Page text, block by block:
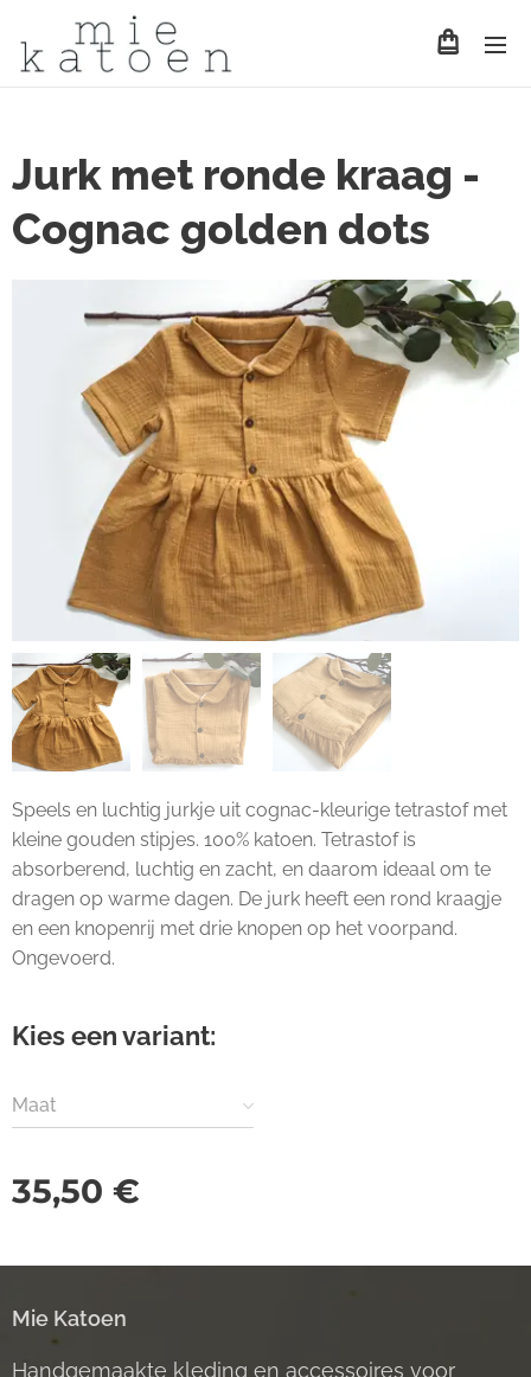
Jurk met ronde kraag -
Cognac golden dots
Speels en luchtig jurkje uit cognac-kleurige tetrastof met
kleine gouden stipjes. 100% katoen. Tetrastof is
absorberend, luchtig en zacht, en daarom ideaal om te
dragen op warme dagen. De jurk heeft een rond kraagje
en een knopenrij met drie knopen op het voorpand.
Ongevoerd.
Kies een variant:
Maat
35,50 €
Mie Katoen
Handgemaakte kleding en accessoires voor